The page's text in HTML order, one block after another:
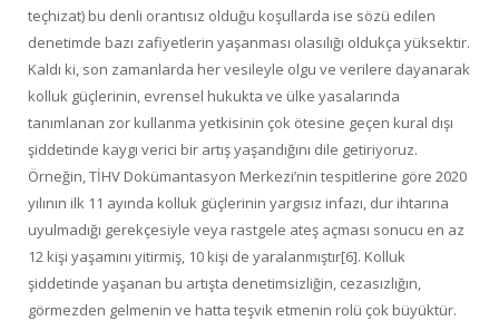
teçhizat) bu denli orantısız olduğu koşullarda ise sözü edilen
denetimde bazı zafiyetlerin yaşanması olasılığı oldukça yüksektir.
Kaldı ki, son zamanlarda her vesileyle olgu ve verilere dayanarak
kolluk güçlerinin, evrensel hukukta ve ülke yasalarında
tanımlanan zor kullanma yetkisinin çok ötesine geçen kural dışı
şiddetinde kaygı verici bir artış yaşandığını dile getiriyoruz.
Örneğin, TİHV Dokümantasyon Merkezi’nin tespitlerine göre 2020
yılının ilk 11 ayında kolluk güçlerinin yargısız infazı, dur ihtarına
uyulmadığı gerekçesiyle veya rastgele ateş açması sonucu en az
12 kişi yaşamını yitirmiş, 10 kişi de yaralanmıştır[6]. Kolluk
şiddetinde yaşanan bu artışta denetimsizliğin, cezasızlığın,
görmezden gelmenin ve hatta teşvik etmenin rolü çok büyüktür.